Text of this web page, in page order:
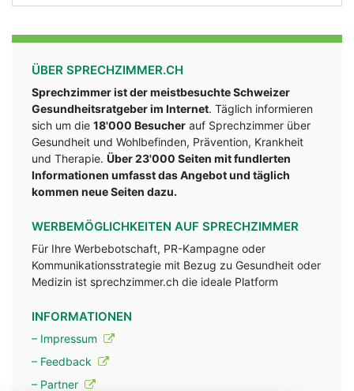
ÜBER SPRECHZIMMER.CH
Sprechzimmer ist der meistbesuchte Schweizer
Gesundheitsratgeber im Internet. Täglich informieren
sich um die 18'000 Besucher auf Sprechzimmer über
Gesundheit und Wohlbefinden, Prävention, Krankheit
und Therapie. Über 23'000 Seiten mit fundlerten
Informationen umfasst das Angebot und täglich
kommen neue Seiten dazu.
WERBEMÖGLICHKEITEN AUF SPRECHZIMMER
Für Ihre Werbebotschaft, PR-Kampagne oder
Kommunikationsstrategie mit Bezug zu Gesundheit oder
Medizin ist sprechzimmer.ch die ideale Platform
INFORMATIONEN
– Impressum
– Feedback
– Partner